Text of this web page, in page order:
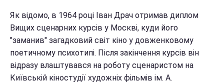
Як відомо, в 1964 році Іван Драч отримав диплом
Вищих сценарних курсів у Москві, куди його
"заманив" загадковий світ кіно у довженковому
поетичному психотипі. Після закінчення курсів він
відразу влаштувався на роботу сценаристом на
Київській кіностудії художніх фільмів ім. А.